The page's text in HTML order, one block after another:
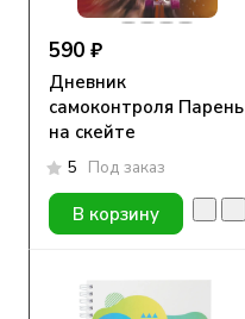
590 ₽
Дневник
самоконтроля Парень
на скейте
5 Под заказ
В корзину